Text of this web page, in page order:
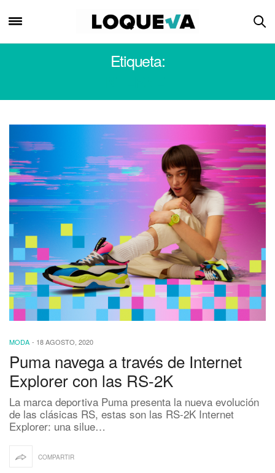
Etiqueta:
MODA - 18 AGOSTO, 2020
Puma navega a través de Internet
Explorer con las RS-2K
La marca deportiva Puma presenta la nueva evolución
de las clásicas RS, estas son las RS-2K Internet
Explorer: una silue…
COMPARTIR